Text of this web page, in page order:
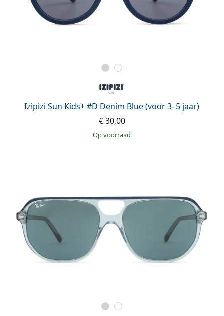
Izipizi Sun Kids+ #D Denim Blue (voor 3–5 jaar)
€ 30,00
op voorraad